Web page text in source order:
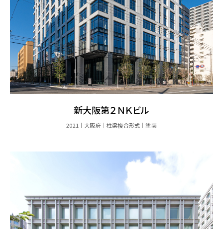
新大阪第２ＮＫビル
2021 大阪府 柱梁複合形式 塗装